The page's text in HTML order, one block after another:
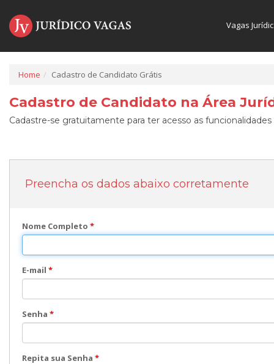
Vagas
Home Cadastro de Candidato Grátis
Cadastro de Candidato na Área
Cadastre-se gratuitamente para ter acesso as
Preencha os dados abaixo corretamente
Nome Completo *
E-mail *
Senha *
Repita sua Senha *